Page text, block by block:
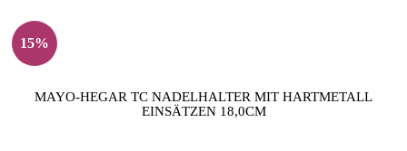
15%
MAYO-HEGAR TC NADELHALTER MIT HARTMETALL
EINSÄTZEN 18,0CM